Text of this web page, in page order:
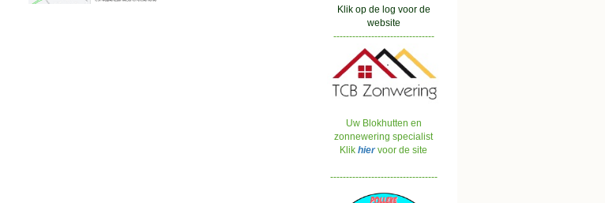
Klik op de log voor de
website
--------------------------------
Uw Blokhutten en
zonnewering specialist
Klikhiervoor de site
----------------------------------